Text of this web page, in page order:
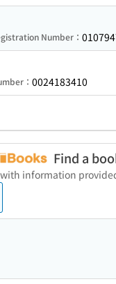
Number：
： 0024183410
Find a
information